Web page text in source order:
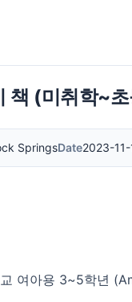
책 (미취학~
SpringsDate2023-
교 여아용 3~5학년